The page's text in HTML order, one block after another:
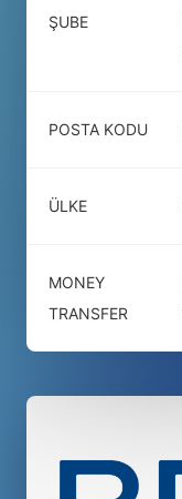
ŞUBE
POSTA KODU
ÜLKE
MONEY
TRANSFER